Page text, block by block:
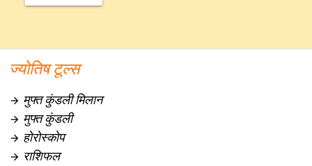
ज्योतिष टूल्स
 मुफ्त कुंडली मिलान
 मुफ्त कुंडली
 होरोस्कोप
 राशिफल